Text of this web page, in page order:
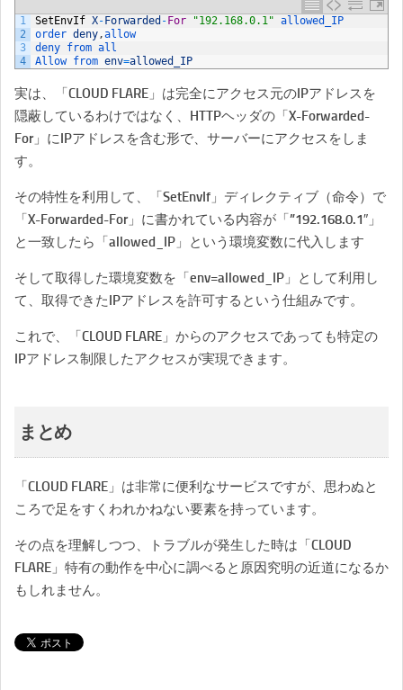
1
2
3
4
SetEnvIf X- Forwarded - For "192.168.0.1" allowed_IP
order deny,allow
deny from all
Allow from env=allowed_IP
実は、「CLOUD FLARE」は完全にアクセス元のIPアドレスを
隠蔽しているわけではなく、HTTPヘッダの「X-Forwarded-
For」にIPアドレスを含む形で、サーバーにアクセスをしま
す。
その特性を利用して、「SetEnvIf」ディレクティブ（命令）で
「X-Forwarded-For」に書かれている内容が「”192.168.0.1″」
と一致したら「allowed_IP」という環境変数に代入します
そして取得した環境変数を「env=allowed_IP」として利用し
て、取得できたIPアドレスを許可するという仕組みです。
これで、「CLOUD FLARE」からのアクセスであっても特定の
IPアドレス制限したアクセスが実現できます。
まとめ
「CLOUD FLARE」は非常に便利なサービスですが、思わぬと
ころで足をすくわれかねない要素を持っています。
その点を理解しつつ、トラブルが発生した時は「CLOUD
FLARE」特有の動作を中心に調べると原因究明の近道になるか
もしれません。